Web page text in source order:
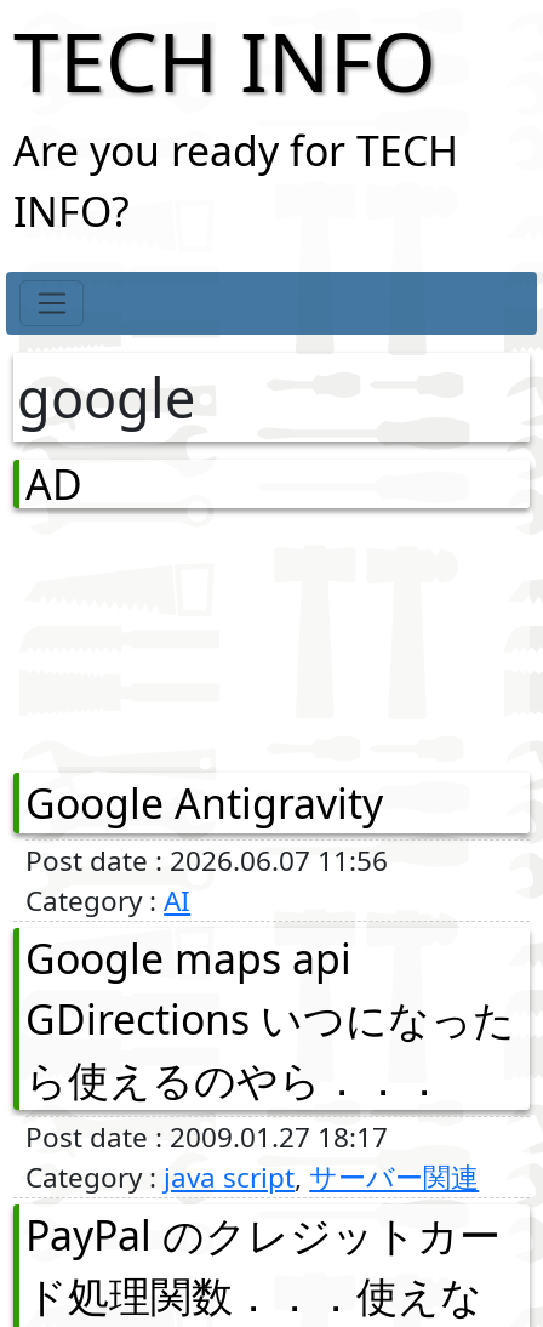
TECH INFO
Are you ready for TECH
INFO?
google
AD
Google Antigravity
Post date : 2026.06.07 11:56
Category :AI
Google maps api
GDirections いつになった
ら使えるのやら．．．
Post date : 2009.01.27 18:17
Category : java script, サーバー関連
PayPal のクレジットカー
ド処理関数．．．使えな